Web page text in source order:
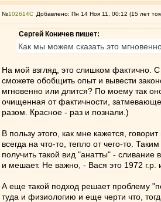
№102614 Добавлено: Пн 14 Ноя 11, 00:12 (15 лет
Сергей Коничев пишет:
Как мы можем сказать это
На мой взгляд, это слишком фактично.
сможете обобщить опыт и вывести
мгновенно или длится? По моему так
очищенная от фактичности,
разом. Красное - раз и познали.)
В пользу этого, как мне кажется,
всегда на что-то, тепло от чего-то.
получить такой вид "анатты" -
и мешает. Не важно, - Вася это 1972
А еще такой подход решает проблему
туда и физиологию и еще черти что,